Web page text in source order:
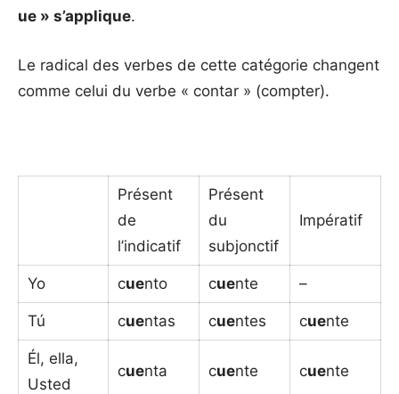
ue » s’applique.
Le radical des verbes de cette catégorie changent
comme celui du verbe « contar » (compter).
Présent
de
l’indicatif
Présent
du
subjonctif
Impératif
Yo cuento cuente –
Tú cuentas cuentes cuente
Él, ella,
Usted
cuenta cuente cuente